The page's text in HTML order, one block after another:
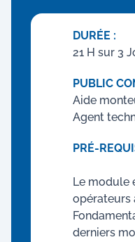
DURÉE :
21 H sur 3
PUBLIC
Aide
Agent
PRÉ-
Le module
opérateurs
derniers